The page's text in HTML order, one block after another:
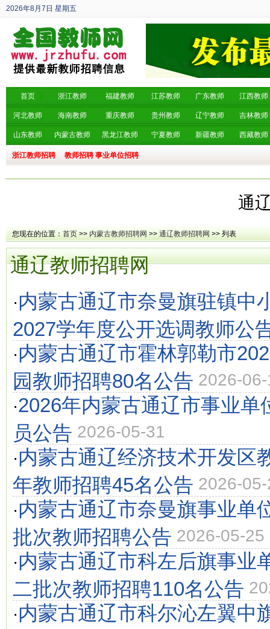
2026年8月7日 星期五
丙午年 六月廿五
首页 浙江教师 福建教师 江苏教师 广东教师 江西教师
河北教师 海南教师 重庆教师 贵州教师 辽宁教师 吉林教师
山东教师 内蒙古教师 黑龙江教师 宁夏教师 新疆教师 西藏教师
浙江教师招聘 教师招聘 事业单位招聘
通
您现在的位置： 首页 >> 内蒙古教师招聘网 >> 通辽教师招聘网 >> 列表
通辽教师招聘网
·内蒙古通辽市奈曼旗驻镇中
2027学年度公开选调教师公
·内蒙古通辽市霍林郭勒市
园教师招聘80名公告 2026-
·2026年内蒙古通辽市事业单
员公告 2026-05-31
·内蒙古通辽经济技术开发区
年教师招聘45名公告 2026-
·内蒙古通辽市奈曼旗事业单
批次教师招聘公告 2026-05-25
·内蒙古通辽市科左后旗事业
二批次教师招聘110名公告
·内蒙古通辽市科尔沁左翼中